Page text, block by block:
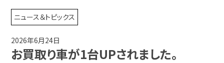
TUCの買取実績
店舗紹介
ニュース＆トピックス
2026年6月24日
お買取り車が1台UPされました。